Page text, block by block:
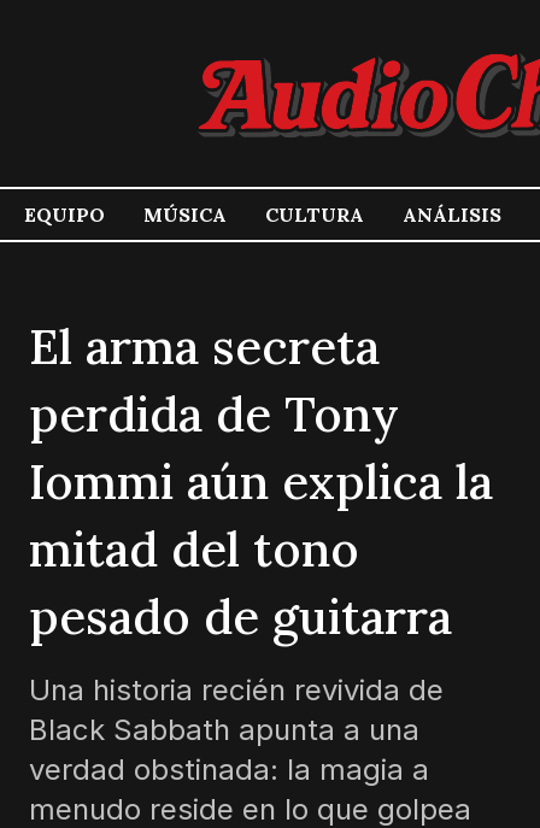
EQUIPO MÚSICA CULTURA ANÁLISIS
El arma secreta
perdida de Tony
Iommi aún explica la
mitad del tono
pesado de guitarra
Una historia recién revivida de
Black Sabbath apunta a una
verdad obstinada: la magia a
menudo reside en lo que golpea